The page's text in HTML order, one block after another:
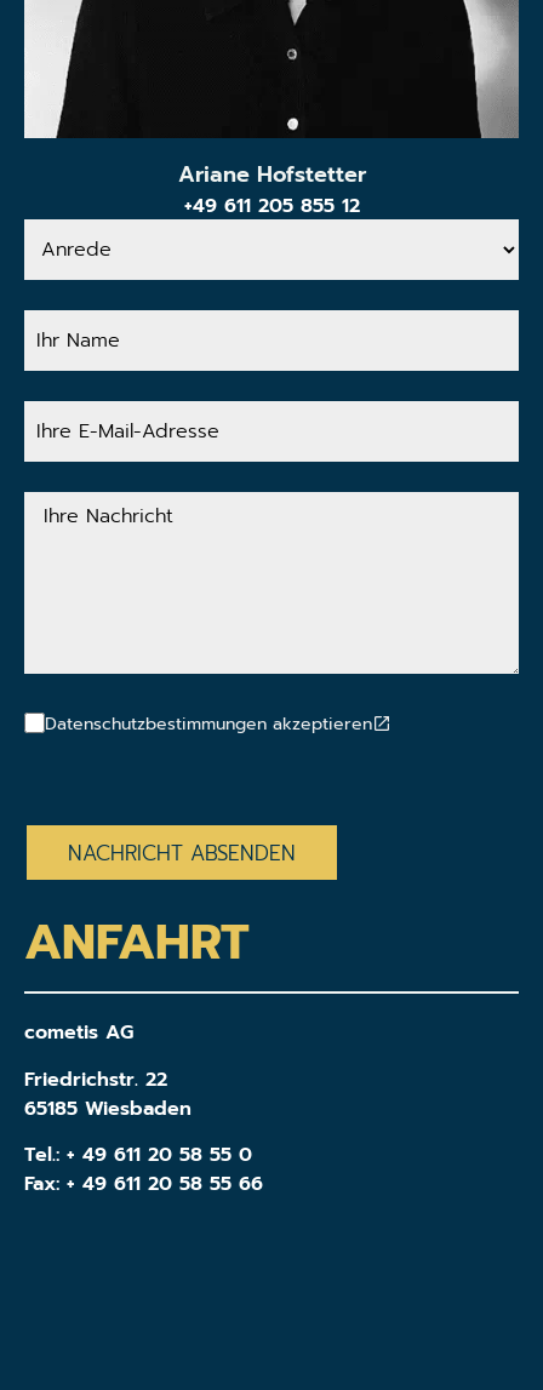
Ariane Hofstetter
+49 611 205 855 12
Anrede
Ihr
Name
Ihre
E-
Adresse
Ihre
Nachricht
Datenschutzbestimmungen akzeptieren
ANFAHRT
cometis AG
Friedrichstr. 22
65185 Wiesbaden
Tel.: + 49 611 20 58 55 0
Fax: + 49 611 20 58 55 66